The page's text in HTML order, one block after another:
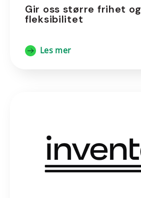
Gir oss større frihet og
fleksibilitet
Les mer